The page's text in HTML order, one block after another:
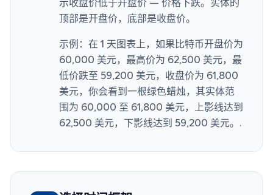
示收盘价低于开盘价 — 价格下跌。实体的
顶部是开盘价，底部是收盘价。
示例：在 1 天图表上，如果比特币开盘价为
60,000 美元，最高价为 62,500 美元，最
低价跌至 59,200 美元，收盘价为 61,800
美元，你会看到一根绿色蜡烛，其实体范
围为 60,000 至 61,800 美元，上影线达到
62,500 美元，下影线达到 59,200 美元。.